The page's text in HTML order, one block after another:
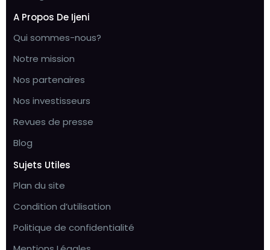
A Propos De Ijeni
Qui sommes-nous?
Notre mission
Nos partenaires
Nos investisseurs
Revues de presse
Blog
Sujets Utiles
Plan du site
Condition d’utilisation
Politique de confidentialité